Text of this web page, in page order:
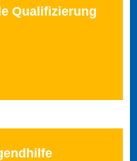
Qualifizierung